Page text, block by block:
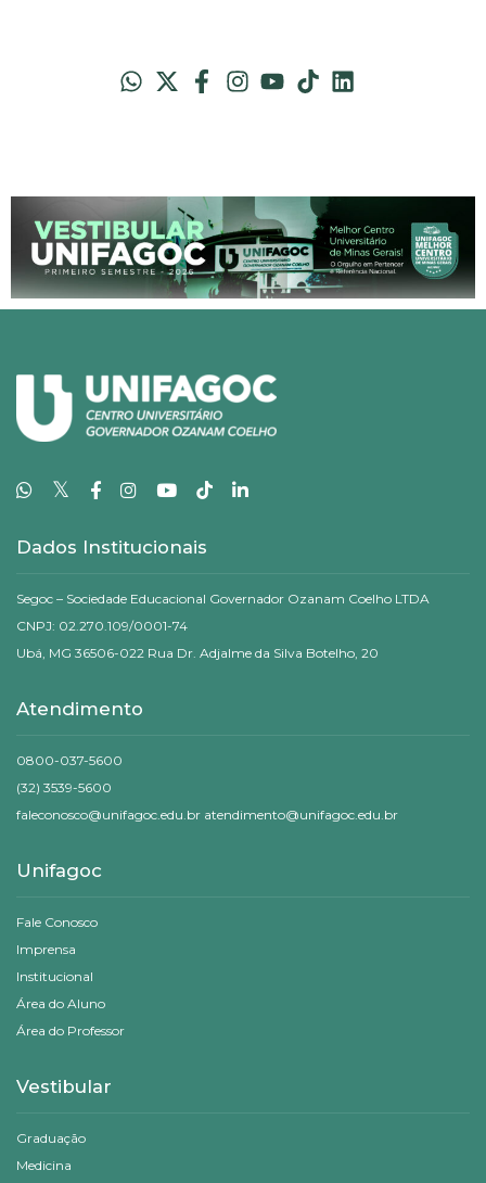
𝕏
Dados Institucionais
Segoc – Sociedade Educacional Governador Ozanam Coelho LTDA
CNPJ: 02.270.109/0001-74
Ubá, MG 36506-022 Rua Dr. Adjalme da Silva Botelho, 20
Atendimento
0800-037-5600
(32) 3539-5600
faleconosco@unifagoc.edu.br atendimento@unifagoc.edu.br
Unifagoc
Fale Conosco
Imprensa
Institucional
Área do Aluno
Área do Professor
Vestibular
Graduação
Medicina